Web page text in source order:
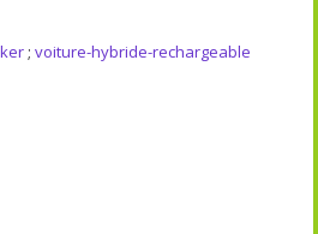
;voiture-hybride-rechargeable